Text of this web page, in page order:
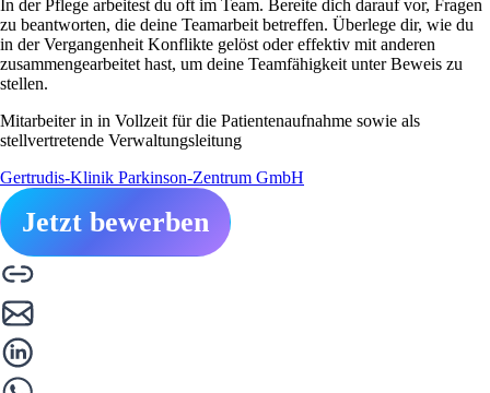
In der Pflege arbeitest du oft im Team. Bereite dich darauf vor, Fragen
zu beantworten, die deine Teamarbeit betreffen. Überlege dir, wie du
in der Vergangenheit Konflikte gelöst oder effektiv mit anderen
zusammengearbeitet hast, um deine Teamfähigkeit unter Beweis zu
stellen.
Mitarbeiter in in Vollzeit für die Patientenaufnahme sowie als
stellvertretende Verwaltungsleitung
Gertrudis-Klinik Parkinson-Zentrum GmbH
Jetzt bewerben